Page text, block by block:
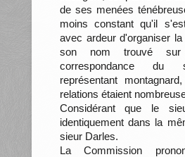
de ses menées
moins constant qu'il
avec ardeur d'organiser
son nom trouvé
correspondance du
représentant
relations étaient
Considérant que le
identiquement dans la
sieur Darles.
La Commission